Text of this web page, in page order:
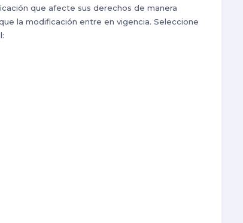
que afecte sus derechos de manera
la modificación entre en vigencia. Seleccione